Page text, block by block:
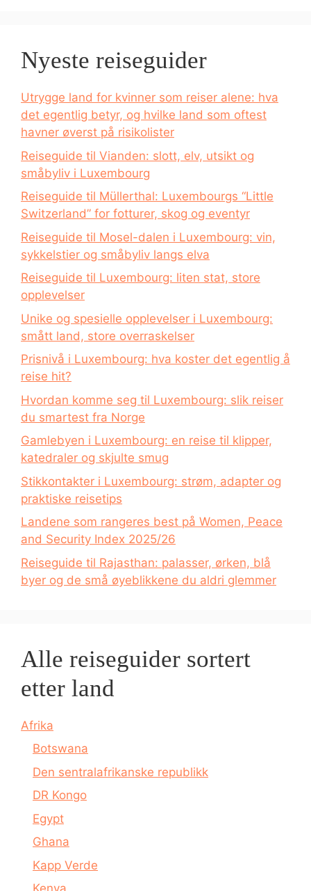
Nyeste reiseguider
Utrygge land for kvinner som reiser alene: hva
det egentlig betyr, og hvilke land som oftest
havner øverst på risikolister
Reiseguide til Vianden: slott, elv, utsikt og
småbyliv i Luxembourg
Reiseguide til Müllerthal: Luxembourgs “Little
Switzerland” for fotturer, skog og eventyr
Reiseguide til Mosel-dalen i Luxembourg: vin,
sykkelstier og småbyliv langs elva
Reiseguide til Luxembourg: liten stat, store
opplevelser
Unike og spesielle opplevelser i Luxembourg:
smått land, store overraskelser
Prisnivå i Luxembourg: hva koster det egentlig å
reise hit?
Hvordan komme seg til Luxembourg: slik reiser
du smartest fra Norge
Gamlebyen i Luxembourg: en reise til klipper,
katedraler og skjulte smug
Stikkontakter i Luxembourg: strøm, adapter og
praktiske reisetips
Landene som rangeres best på Women, Peace
and Security Index 2025/26
Reiseguide til Rajasthan: palasser, ørken, blå
byer og de små øyeblikkene du aldri glemmer
Alle reiseguider sortert
etter land
Afrika
Botswana
Den sentralafrikanske republikk
DR Kongo
Egypt
Ghana
Kapp Verde
Kenya